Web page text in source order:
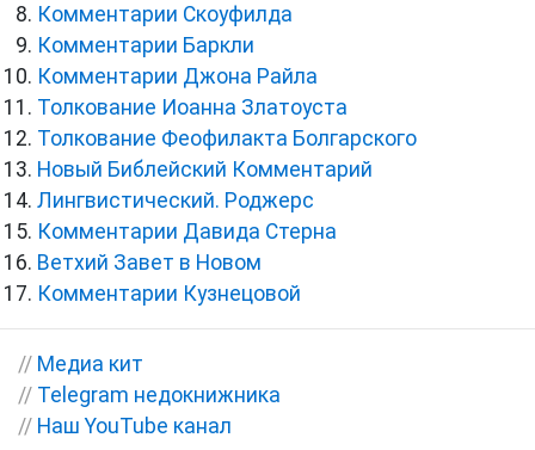
Комментарии Скоуфилда
Комментарии Баркли
Комментарии Джона Райла
Толкование Иоанна Златоуста
Толкование Феофилакта Болгарского
Новый Библейский Комментарий
Лингвистический. Роджерс
Комментарии Давида Стерна
Ветхий Завет в Новом
Комментарии Кузнецовой
// Медиа кит
// Telegram недокнижника
// Наш YouTube канал